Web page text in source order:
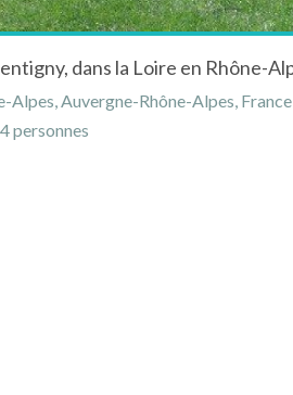
Alpes, Auvergne-Rhône-Alpes, France
personnes